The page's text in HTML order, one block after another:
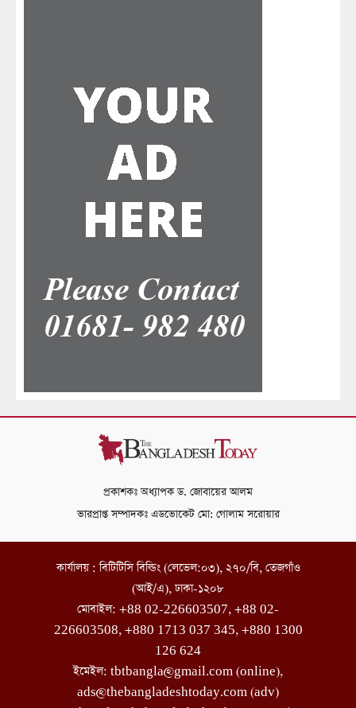
প্রকাশকঃ অধ্যাপক ড. জোবায়ের আলম
ভারপ্রাপ্ত সম্পাদকঃ এডভোকেট মো: গোলাম সরোয়ার
কার্যালয় : বিটিটিসি বিল্ডিং (লেভেল:০৩), ২৭০/বি, তেজগাঁও
(আই/এ), ঢাকা-১২০৮
মোবাইল: +88 02-226603507, +88 02-
226603508, +880 1713 037 345, +880 1300
126 624
ইমেইল: tbtbangla@gmail.com (online),
ads@thebangladeshtoday.com (adv)